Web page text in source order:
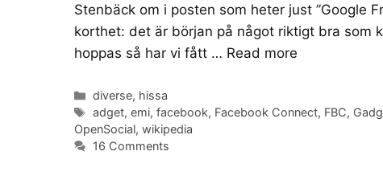
Stenbäck om i posten som heter just ”Google
korthet: det är början på något riktigt bra som
hoppas så har vi fått … Read more
Categories
diverse, hissa
Tags
adget,emi,facebook, Facebook Connect, FBC,
OpenSocial, wikipedia
16 Comments